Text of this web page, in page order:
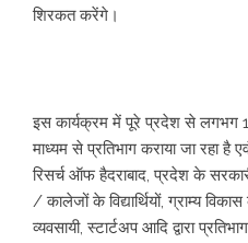
शिरकत करेंगे।
इस कार्यक्रम में पूरे प्रदेश से लगभग
माध्यम से प्रतिभाग कराया जा रहा
रिसर्च ऑफ हैदराबाद, प्रदेश के
/ कालेजों के विद्यार्थियों, ग्राम्य
व्यवसायी, स्टार्टअप आदि द्वारा